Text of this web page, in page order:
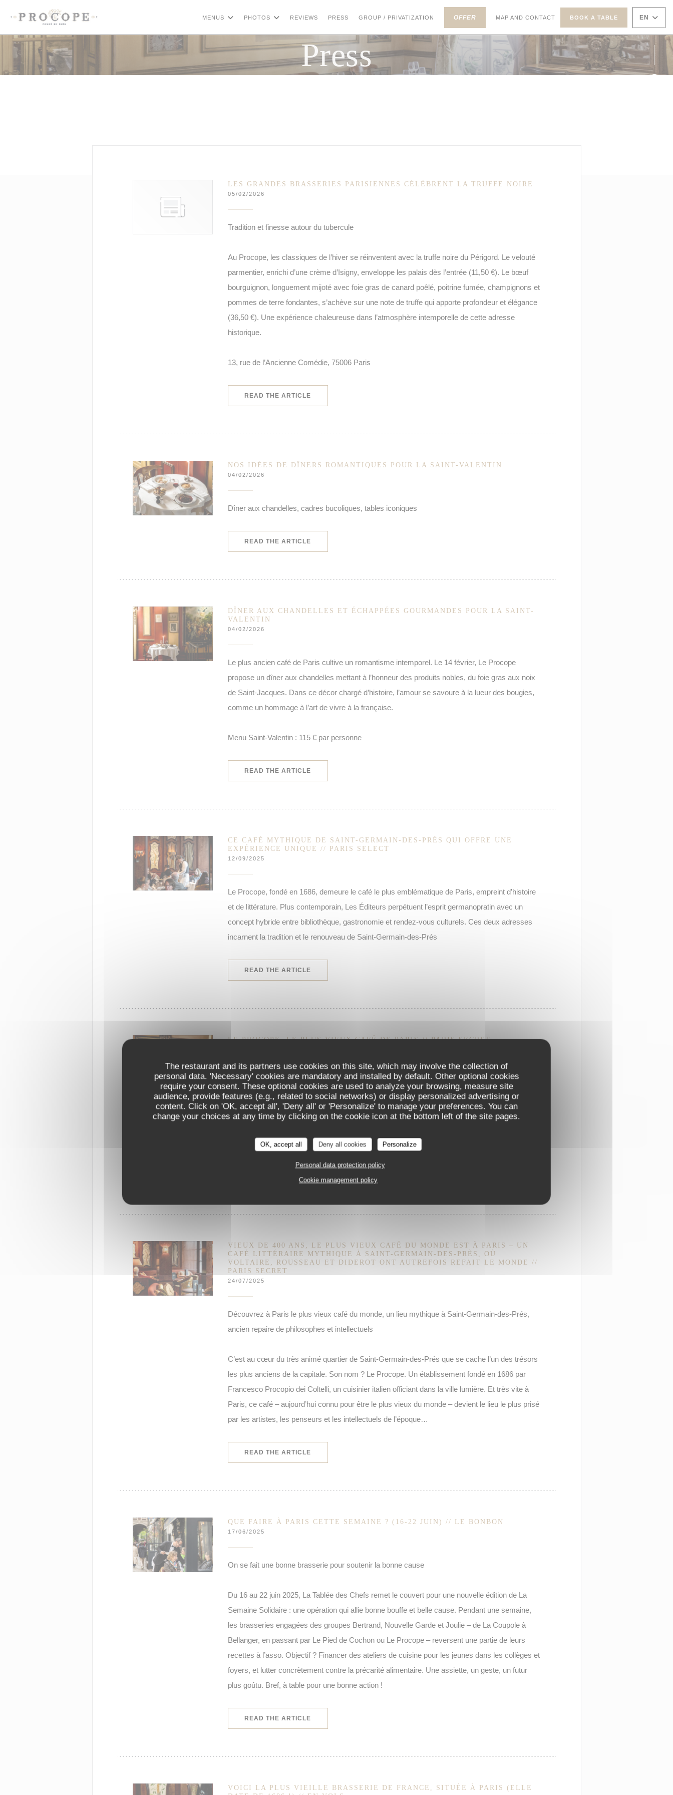
Personalizing your cookie choices
The restaurant and its partners use cookies on this site, which may involve the collection of
personal data. 'Necessary' cookies are mandatory and installed by default. Other optional cookies
require your consent. These optional cookies are used to analyze your browsing, measure site
audience, provide features (e.g., related to social networks) or display personalized advertising or
content. Click on 'OK, accept all', 'Deny all' or 'Personalize' to manage your preferences. You can
change your choices at any time by clicking on the cookie icon at the bottom left of the site pages.
OK, accept all Deny all cookies Personalize
Personal data protection policy
Cookie management policy
MENUS PHOTOS REVIEWS PRESS GROUP / PRIVATIZATION ((OPENS IN A NEW WINDOW))
OFFER ((OPENS IN A NEW WINDOW))
MAP AND CONTACT BOOK A TABLE EN
Press
LES GRANDES BRASSERIES PARISIENNES CÉLÈBRENT LA TRUFFE NOIRE
05/02/2026
Tradition et finesse autour du tubercule
Au Procope, les classiques de l’hiver se réinventent avec la truffe noire du Périgord. Le velouté
parmentier, enrichi d’une crème d’Isigny, enveloppe les palais dès l’entrée (11,50 €). Le bœuf
bourguignon, longuement mijoté avec foie gras de canard poêlé, poitrine fumée, champignons et
pommes de terre fondantes, s’achève sur une note de truffe qui apporte profondeur et élégance
(36,50 €). Une expérience chaleureuse dans l’atmosphère intemporelle de cette adresse
historique.
13, rue de l’Ancienne Comédie, 75006 Paris
READ THE ARTICLE
NOS IDÉES DE DÎNERS ROMANTIQUES POUR LA SAINT-VALENTIN
04/02/2026
Dîner aux chandelles, cadres bucoliques, tables iconiques
READ THE ARTICLE
DÎNER AUX CHANDELLES ET ÉCHAPPÉES GOURMANDES POUR LA SAINT-
VALENTIN
04/02/2026
Le plus ancien café de Paris cultive un romantisme intemporel. Le 14 février, Le Procope
propose un dîner aux chandelles mettant à l’honneur des produits nobles, du foie gras aux noix
de Saint-Jacques. Dans ce décor chargé d’histoire, l’amour se savoure à la lueur des bougies,
comme un hommage à l’art de vivre à la française.
Menu Saint-Valentin : 115 € par personne
READ THE ARTICLE
CE CAFÉ MYTHIQUE DE SAINT-GERMAIN-DES-PRÉS QUI OFFRE UNE
EXPÉRIENCE UNIQUE // PARIS SELECT
12/09/2025
Le Procope, fondé en 1686, demeure le café le plus emblématique de Paris, empreint d’histoire
et de littérature. Plus contemporain, Les Éditeurs perpétuent l’esprit germanopratin avec un
concept hybride entre bibliothèque, gastronomie et rendez-vous culturels. Ces deux adresses
incarnent la tradition et le renouveau de Saint-Germain-des-Prés
READ THE ARTICLE
LE PROCOPE, LE PLUS VIEUX CAFÉ DE PARIS // PARIS SECRET
C’est au cœur du très animé quartier de Saint-Germain-des-Prés que se cache l’un des trésors
les plus anciens de la capitale. Son nom ? Le Procope. Un établissement fondé en 1686,
devenu aujourd’hui le plus vieux café du monde. Un café littéraire élégant, prisé par les artistes,
READ THE ARTICLE((OPENS IN A NEW WINDOW))
VIEUX DE 400 ANS, LE PLUS VIEUX CAFÉ DU MONDE EST À PARIS – UN
CAFÉ LITTÉRAIRE MYTHIQUE À SAINT-GERMAIN-DES-PRÈS, OÙ
VOLTAIRE, ROUSSEAU ET DIDEROT ONT AUTREFOIS REFAIT LE MONDE //
PARIS SECRET
24/07/2025
Découvrez à Paris le plus vieux café du monde, un lieu mythique à Saint-Germain-des-Prés,
ancien repaire de philosophes et intellectuels
C’est au cœur du très animé quartier de Saint-Germain-des-Prés que se cache l’un des trésors
les plus anciens de la capitale. Son nom ? Le Procope. Un établissement fondé en 1686 par
Francesco Procopio dei Coltelli, un cuisinier italien officiant dans la ville lumière. Et très vite à
Paris, ce café – aujourd’hui connu pour être le plus vieux du monde – devient le lieu le plus prisé
par les artistes, les penseurs et les intellectuels de l’époque…
READ THE ARTICLE
QUE FAIRE À PARIS CETTE SEMAINE ? (16-22 JUIN) // LE BONBON
17/06/2025
On se fait une bonne brasserie pour soutenir la bonne cause
Du 16 au 22 juin 2025, La Tablée des Chefs remet le couvert pour une nouvelle édition de La
Semaine Solidaire : une opération qui allie bonne bouffe et belle cause. Pendant une semaine,
les brasseries engagées des groupes Bertrand, Nouvelle Garde et Joulie – de La Coupole à
Bellanger, en passant par Le Pied de Cochon ou Le Procope – reversent une partie de leurs
recettes à l’asso. Objectif ? Financer des ateliers de cuisine pour les jeunes dans les collèges et
foyers, et lutter concrètement contre la précarité alimentaire. Une assiette, un geste, un futur
plus goûtu. Bref, à table pour une bonne action !
READ THE ARTICLE
VOICI LA PLUS VIEILLE BRASSERIE DE FRANCE, SITUÉE À PARIS (ELLE